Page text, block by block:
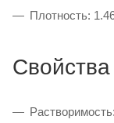
Плотность:
Свойства